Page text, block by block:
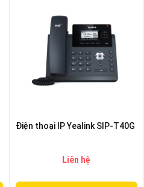
Điện thoại IP Yealink SIP-T40G
Liên hệ